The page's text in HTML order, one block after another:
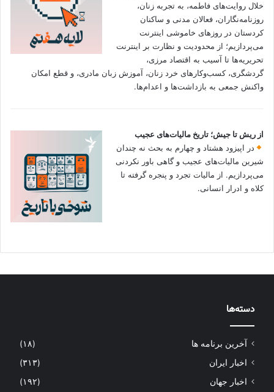
خلال روایت‌های فاطمه، به تجربه زنان،
روزنامه‌نگاران، فعالان مدنی و ساکنان
کردستان در روزهای خاموشی اینترنت
می‌پردازیم؛ از محدودیت و نظارت بر اینترنت
تحریریه‌ها تا آسیب به اقتصاد مرزی،
گردشگری، کسب‌وکارهای خرد زنان، آموزش زبان مادری، و قطع امکان
واکنش جمعی به بازداشت‌ها و اعدام‌ها.
از ریش تا جیش؛ تاریخ مالیات‌های عجیب
در اپیزود هشتاد و چهارم به بحث نه چندان
شیرین مالیات‌های عجیب و گاهی باور نکردنی‌
می‌پردازیم. از مالیات تجرد و پنجره گرفته تا
کلاه و ادرار انسانی.
دسته‌ها
آخرین برنامه ها
(۱۸)
اخبار ایران
(۳۱۳)
اخبار جهان
(۱۹۲)